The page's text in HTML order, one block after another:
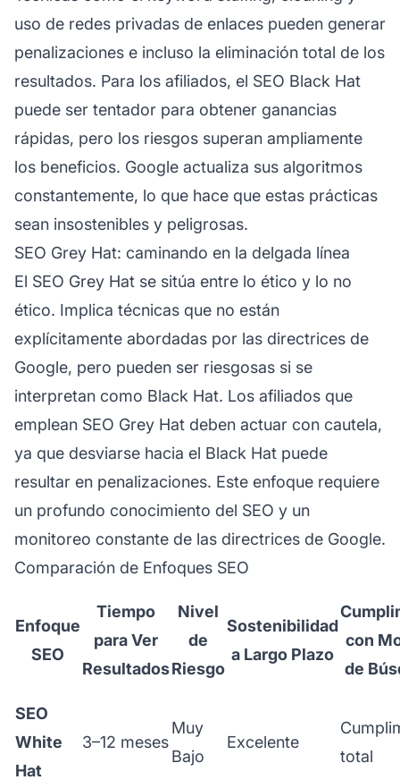
uso de redes privadas de enlaces pueden generar
penalizaciones e incluso la eliminación total de los
resultados. Para los afiliados, el SEO Black Hat
puede ser tentador para obtener ganancias
rápidas, pero los riesgos superan ampliamente
los beneficios. Google actualiza sus algoritmos
constantemente, lo que hace que estas prácticas
sean insostenibles y peligrosas.
SEO Grey Hat: caminando en la delgada línea
El SEO Grey Hat se sitúa entre lo ético y lo no
ético. Implica técnicas que no están
explícitamente abordadas por las directrices de
Google, pero pueden ser riesgosas si se
interpretan como Black Hat. Los afiliados que
emplean SEO Grey Hat deben actuar con cautela,
ya que desviarse hacia el Black Hat puede
resultar en penalizaciones. Este enfoque requiere
un profundo conocimiento del SEO y un
monitoreo constante de las directrices de Google.
Comparación de Enfoques SEO
Enfoque
SEO
Tiempo
para Ver
Resultados
Nivel
de
Riesgo
Sostenibilidad
a Largo Plazo
con
de
SEO
White
Hat
3–12 meses
Muy
Bajo
Excelente
total